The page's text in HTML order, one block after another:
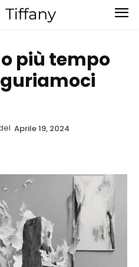
più tempo
Aprile 19, 2024